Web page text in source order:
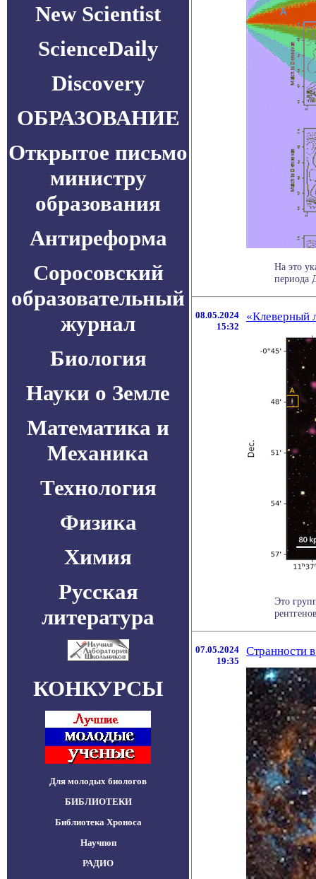
New Scientist
ScienceDaily
Discovery
ОБРАЗОВАНИЕ
Открытое письмо
министру
образования
Антиреформа
Соросовский
образовательный
журнал
Биология
Науки о Земле
Математика и
Механика
Технология
Физика
Химия
Русская
литература
КОНКУРСЫ
Для молодых биологов
БИБЛИОТЕКИ
Библиотека Хроноса
Научпоп
РАДИО
На это
периода
08.05.2024
15:32
«Клеверный
Это
07.05.2024
19:35
Странности